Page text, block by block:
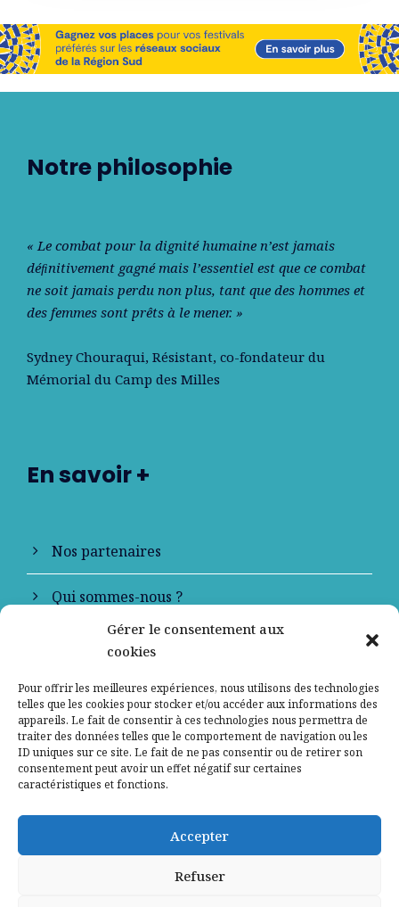
Gérer le consentement aux
cookies
Pour offrir les meilleures expériences, nous utilisons des technologies
telles que les cookies pour stocker et/ou accéder aux informations des
appareils. Le fait de consentir à ces technologies nous permettra de
traiter des données telles que le comportement de navigation ou les
ID uniques sur ce site. Le fait de ne pas consentir ou de retirer son
consentement peut avoir un effet négatif sur certaines
caractéristiques et fonctions.
Accepter
Refuser
Notre philosophie
« Le combat pour la dignité humaine n’est jamais
déﬁnitivement gagné mais l’essentiel est que ce combat
ne soit jamais perdu non plus, tant que des hommes et
des femmes sont prêts à le mener. »
Sydney Chouraqui, Résistant, co-fondateur du
Mémorial du Camp des Milles
En savoir +
Nos partenaires
Qui sommes-nous ?
Contactez-nous
Mentions légales
Politique de confidentialité